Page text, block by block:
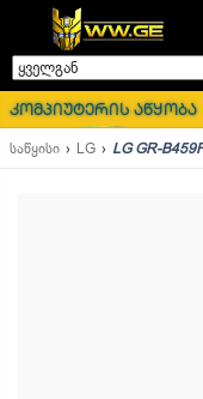
ყველგან
კომპიუტერის აწყობა
საწყისი LG LG GR-